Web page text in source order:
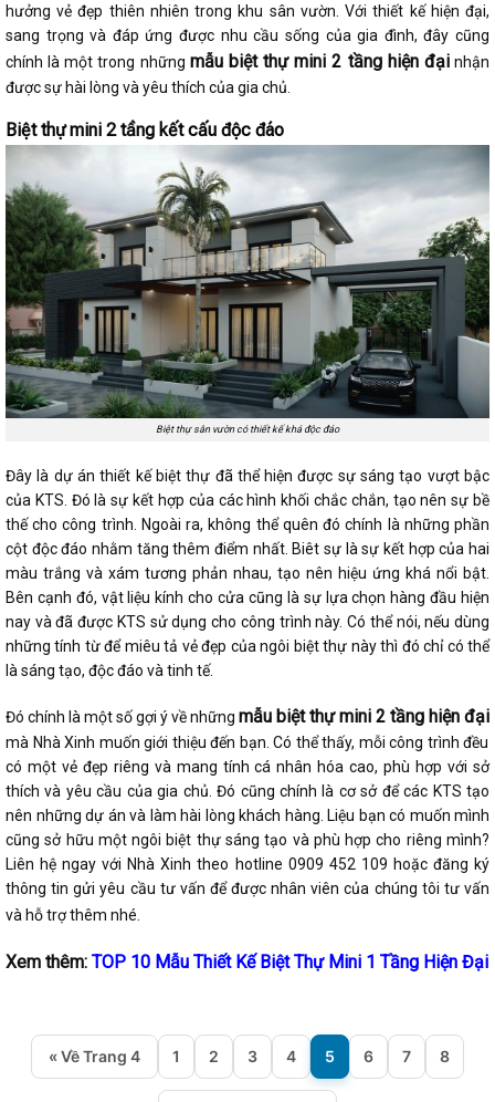
hưởng vẻ đẹp thiên nhiên trong khu sân vườn. Với thiết kế hiện đại,
sang trọng và đáp ứng được nhu cầu sống của gia đình, đây cũng
chính là một trong những mẫu biệt thự mini 2 tầng hiện đạinhận
được sự hài lòng và yêu thích của gia chủ.
Biệt thự mini 2 tầng kết cấu độc đáo
Biệt thự sân vườn có thiết kế khá độc đáo
Đây là dự án thiết kế biệt thự đã thể hiện được sự sáng tạo vượt bậc
của KTS. Đó là sự kết hợp của các hình khối chắc chắn, tạo nên sự bề
thế cho công trình. Ngoài ra, không thể quên đó chính là những phần
cột độc đáo nhằm tăng thêm điểm nhất. Biêt sự là sự kết hợp của hai
màu trắng và xám tương phản nhau, tạo nên hiệu ứng khá nổi bật.
Bên cạnh đó, vật liệu kính cho cửa cũng là sự lựa chọn hàng đầu hiện
nay và đã được KTS sử dụng cho công trình này. Có thể nói, nếu dùng
những tính từ để miêu tả vẻ đẹp của ngôi biệt thự này thì đó chỉ có thể
là sáng tạo, độc đáo và tinh tế.
Đó chính là một số gợi ý về những mẫu biệt thự mini 2 tầng hiện đại
mà Nhà Xinh muốn giới thiệu đến bạn. Có thể thấy, mỗi công trình đều
có một vẻ đẹp riêng và mang tính cá nhân hóa cao, phù hợp với sở
thích và yêu cầu của gia chủ. Đó cũng chính là cơ sở để các KTS tạo
nên những dự án và làm hài lòng khách hàng. Liệu bạn có muốn mình
cũng sở hữu một ngôi biệt thự sáng tạo và phù hợp cho riêng mình?
Liên hệ ngay với Nhà Xinh theo hotline 0909 452 109 hoặc đăng ký
thông tin gửi yêu cầu tư vấn để được nhân viên của chúng tôi tư vấn
và hỗ trợ thêm nhé.
Xem thêm: TOP 10 Mẫu Thiết Kế Biệt Thự Mini 1 Tầng Hiện Đại
« Về Trang 4 1 2 3 4 5 6 7 8